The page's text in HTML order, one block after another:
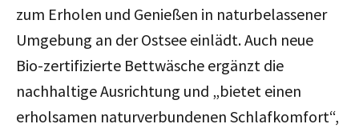
zum Erholen und Genießen in naturbelassener
Umgebung an der Ostsee einlädt. Auch neue
Bio-zertifizierte Bettwäsche ergänzt die
nachhaltige Ausrichtung und „bietet einen
erholsamen naturverbundenen Schlafkomfort“,